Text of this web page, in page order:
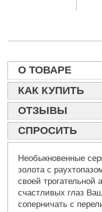
О ТОВАРЕ
КАК КУПИТЬ
ОТЗЫВЫ
СПРОСИТЬ
Необыкновенные
золота с
своей трогательной
счастливых глаз
соперничать с